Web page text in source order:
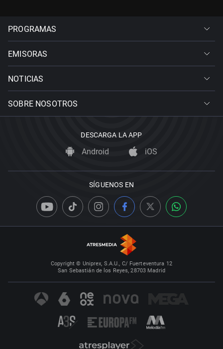
PROGRAMAS
EMISORAS
NOTICIAS
SOBRE NOSOTROS
DESCARGA LA APP
Android iOS
SÍGUENOS EN
Copyright © Uniprex, S.A.U., C/ Fuerteventura 12
San Sebastián de los Reyes, 28703 Madrid